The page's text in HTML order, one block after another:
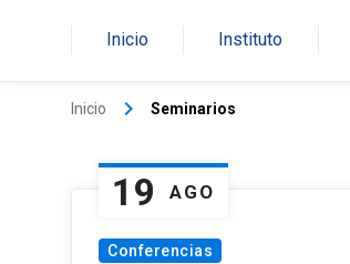
Inicio Instituto
Inicio keyboard_arrow_right Seminarios
19 AGO
Conferencias